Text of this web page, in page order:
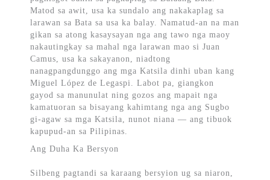
Matod sa awit, usa ka sundalo ang nakakaplag sa
larawan sa Bata sa usa ka balay. Namatud-an na man
gikan sa atong kasaysayan nga ang tawo nga maoy
nakautingkay sa mahal nga larawan mao si Juan
Camus, usa ka sakayanon, niadtong
nanagpangdunggo ang mga Katsila dinhi uban kang
Miguel López de Legaspi. Labot pa, giangkon
gayod sa manunulat ning gozos ang mapait nga
kamatuoran sa bisayang kahimtang nga ang Sugbo
gi-agaw sa mga Katsila, nunot niana — ang tibuok
kapupud-an sa Pilipinas.
Ang Duha Ka Bersyon
Silbeng pagtandi sa karaang bersyion ug sa niaron,